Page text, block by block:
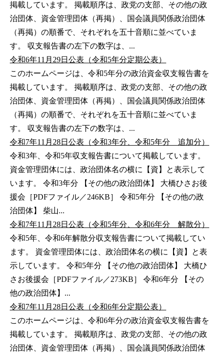
掲載しています。 掲載順序は、政党の支部、その他の政
治団体、資金管理団体（再掲）、国会議員関係政治団体
（再掲）の順番で、それぞれを五十音順に並べていま
す。 収支報告書の左下の数字は、...
令和6年11月29日公表（令和5年分定期公表）
このホームページは、令和5年分の政治資金収支報告書を
掲載しています。 掲載順序は、政党の支部、その他の政
治団体、資金管理団体（再掲）、国会議員関係政治団体
（再掲）の順番で、それぞれを五十音順に並べていま
す。 収支報告書の左下の数字は、...
令和7年11月28日公表（令和3年分、令和5年分 追加分）
令和3年、令和5年収支報告書について掲載しています。
資金管理団体には、政治団体名の横に【資】と表示して
います。 令和3年分 【その他の政治団体】 大橋ひさお後
援会［PDFファイル／246KB］ 令和5年分 【その他の政
治団体】 柴山...
令和7年11月28日公表（令和5年分、令和6年分 解散分）
令和5年、令和6年解散分収支報告書について掲載してい
ます。 資金管理団体には、政治団体名の横に【資】と表
示しています。 令和5年分 【その他の政治団体】 大橋ひ
さお後援会［PDFファイル／273KB］ 令和6年分 【その
他の政治団体】...
令和7年11月28日公表（令和6年分定期公表）
このホームページは、令和6年分の政治資金収支報告書を
掲載しています。 掲載順序は、政党の支部、その他の政
治団体、資金管理団体（再掲）、国会議員関係政治団体